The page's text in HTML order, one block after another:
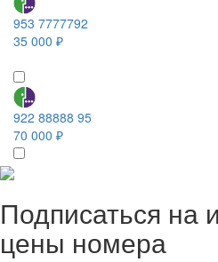
953 7777792
35 000 ₽
922 88888 95
70 000 ₽
Подписаться на
цены номера